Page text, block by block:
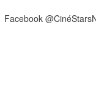
Facebook